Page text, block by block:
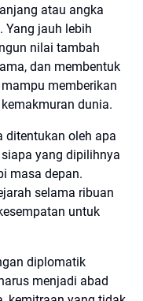
atau angka
Yang jauh lebih
nilai tambah
dan membentuk
memberikan
dunia.
ditentukan oleh apa
yang dipilihnya
masa depan.
selama ribuan
untuk
diplomatik
menjadi abad